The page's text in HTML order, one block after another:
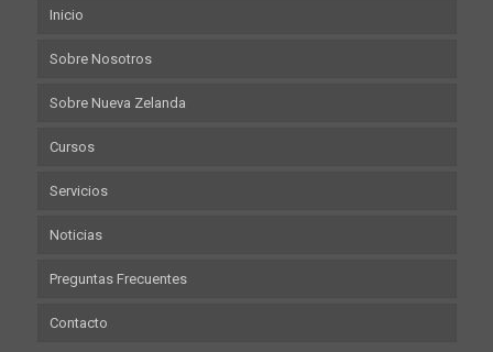
Inicio
Sobre Nosotros
Sobre Nueva Zelanda
Cursos
Servicios
Noticias
Preguntas Frecuentes
Contacto